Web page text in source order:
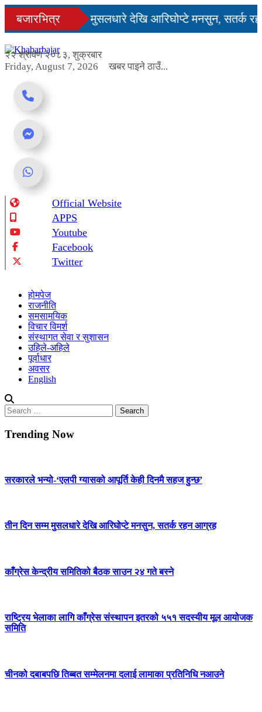
Skip
content
बजारभित्र
तीन दिन सम्म मुसलधारे देखि आरिघोप्टे मनसुन, सतर्क
२२ श्रावण २०८३, शुक्रबार
Friday, August 7, 2026
खबर पाइने ठाउँ...
Online News Portal
Official Website
APPS
Youtube
Facebook
Twitter
होमपेज
राजनीति
समसामयिक
विचार विमर्श
संस्थागत सेवा र सुशासन
उहिले-अहिले
पूर्वाधार
अवसर
English
Search
for:
Trending Now
सरकारले भन्यो-‘एलपी ग्यासको आपूर्ति केही दिनमै सहज हुन्छ’
तीन दिन सम्म मुसलधारे देखि आरिघोप्टे मनसुन, सतर्क रहन आग्रह
काँग्रेस केन्द्रीय समितिको बैठक साउन २४ गते बस्ने
राष्ट्रिय भेलाका लागि काँग्रेस संस्थापन इतरको ५५१ सदस्यीय मूल आयोजक
समिति
चीनको दबाबपछि तिब्बत सम्मेलनमा दलाई लामाका प्रतिनिधि नआउने